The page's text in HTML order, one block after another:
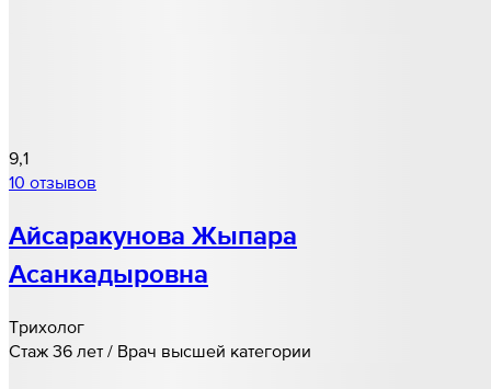
9,1
10 отзывов
Айсаракунова Жыпара
Асанкадыровна
Трихолог
Стаж 36 лет / Врач высшей категории